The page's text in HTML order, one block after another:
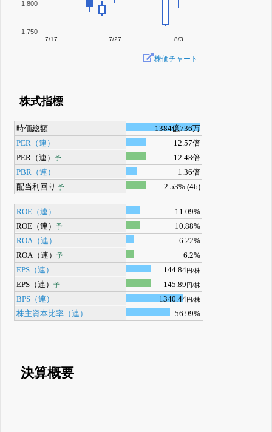
7/17 7/27 8/3
1,750
1,800
株価チャート
株式指標
時価総額
1384億736万
PER（連）
12.57倍
PER（連）予
12.48倍
PBR（連）
1.36倍
配当利回り 予 2.53% (46)
ROE（連）
11.09%
ROE（連）予
10.88%
ROA（連）
6.22%
ROA（連）予
6.2%
EPS（連）
144.84円/株
EPS（連）予 145.89円/株
BPS（連） 1340.44円/株
株主資本比率（連） 56.99%
決算概要